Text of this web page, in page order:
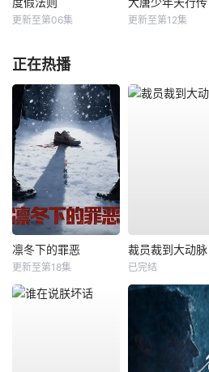
更新至第06集 更新至第12集
正在热播
凛冬下的罪恶
更新至第18集
裁员裁到大动脉
已完结